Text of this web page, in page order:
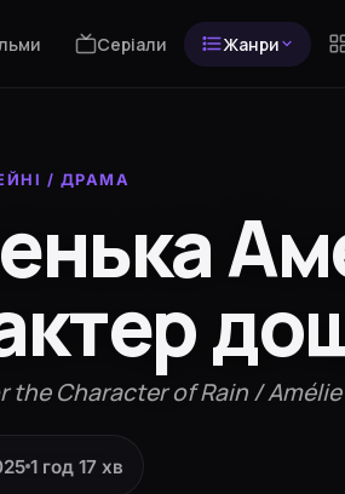
Серіали Жанри
/ ДРАМА
the Character of Rain /
1 год 17 хв